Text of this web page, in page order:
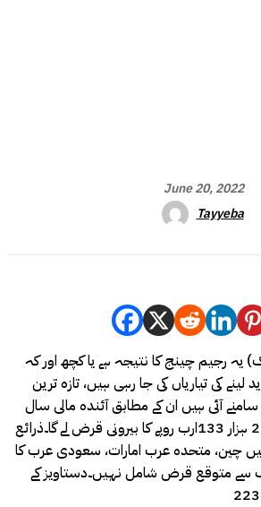
June 20, 2022
Tayyeba
کی تیاریاں کی جا رہی ہیں، تازہ ترین
آئی ہیں ان کے مطابق آئندہ مالی سال
پاکستان مجموعی طور پر 2 ہزار 133ارب روپے کا بیرونی قرض لے گا۔ذرائع
چین، متحدہ عرب امارات، سعودی عرب کا
سے متوقع قرض شامل نہیں۔دستاویز کے